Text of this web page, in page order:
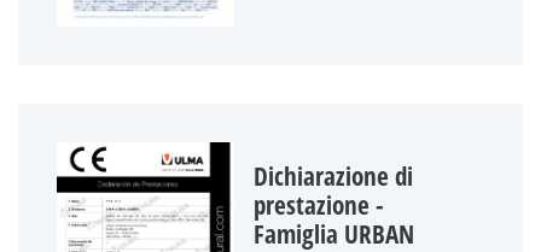
Dichiarazione di
prestazione -
Famiglia URBAN